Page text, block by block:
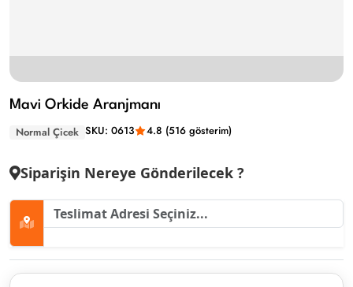
Mavi Orkide Aranjmanı
Normal Çicek SKU: 0613 4.8 (516 gösterim)
Siparişin Nereye Gönderilecek ?